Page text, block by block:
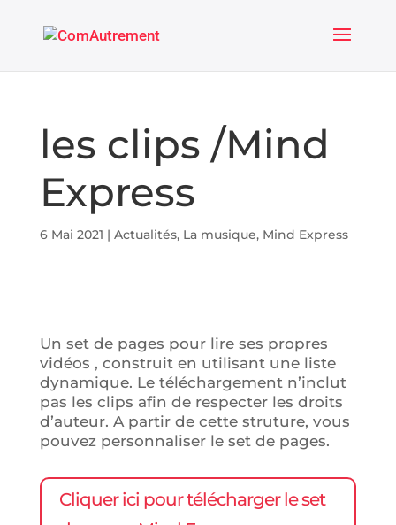
les clips /Mind
Express
6 Mai 2021 | Actualités, La musique, Mind Express
Un set de pages pour lire ses propres
vidéos , construit en utilisant une liste
dynamique. Le téléchargement n’inclut
pas les clips afin de respecter les droits
d’auteur. A partir de cette struture, vous
pouvez personnaliser le set de pages.
Cliquer ici pour télécharger le set